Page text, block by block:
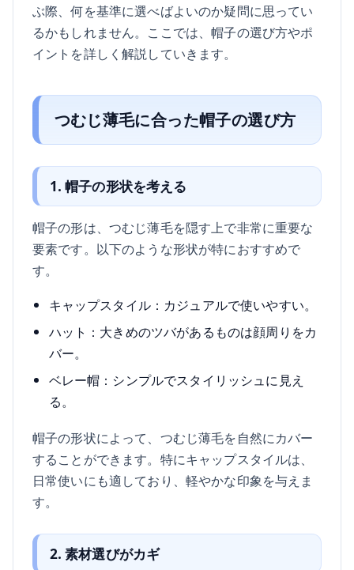
ぶ際、何を基準に選べばよいのか疑問に思ってい
るかもしれません。ここでは、帽子の選び方やポ
イントを詳しく解説していきます。
つむじ薄毛に合った帽子の選び方
1. 帽子の形状を考える
帽子の形は、つむじ薄毛を隠す上で非常に重要な
要素です。以下のような形状が特におすすめで
す。
キャップスタイル：カジュアルで使いやすい。
ハット：大きめのツバがあるものは顔周りをカ
バー。
ベレー帽：シンプルでスタイリッシュに見え
る。
帽子の形状によって、つむじ薄毛を自然にカバー
することができます。特にキャップスタイルは、
日常使いにも適しており、軽やかな印象を与えま
す。
2. 素材選びがカギ